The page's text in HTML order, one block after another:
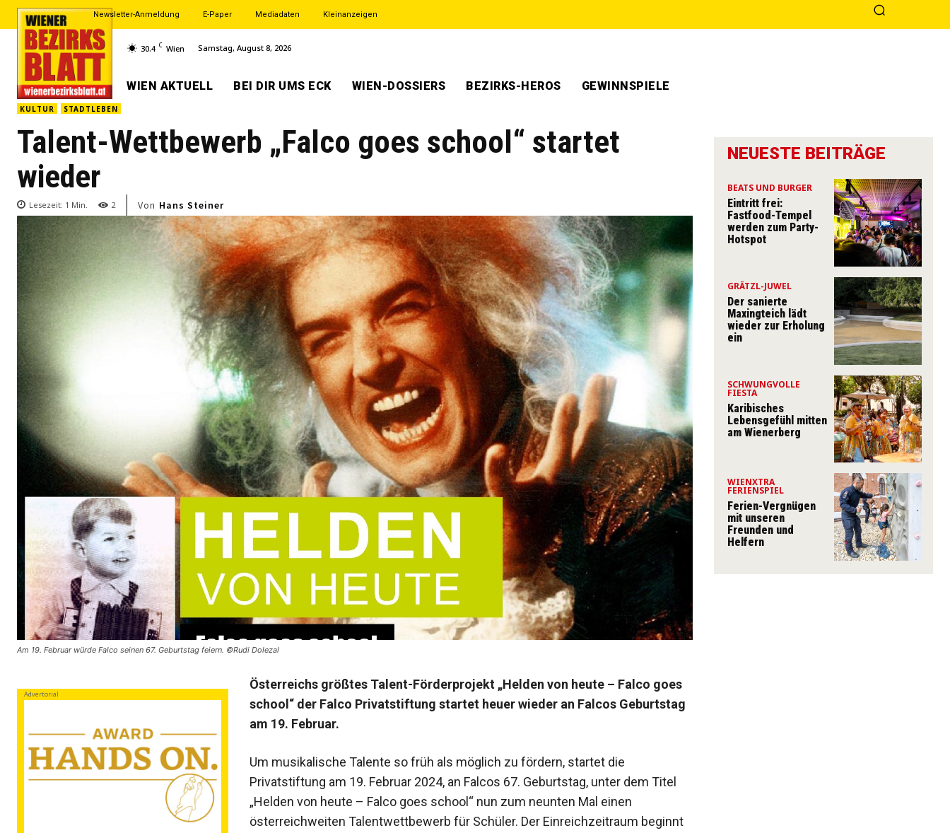
Newsletter-Anmeldung E-Paper Mediadaten Kleinanzeigen
30.4 C Wien Samstag, August 8, 2026
WIEN AKTUELL BEI DIR UMS ECK WIEN-DOSSIERS BEZIRKS-HEROS GEWINNSPIELE
KULTUR STADTLEBEN
Talent-Wettbewerb „Falco goes school“ startet
wieder
Lesezeit: 1 Min. 2 Von Hans Steiner
Am 19. Februar würde Falco seinen 67. Geburtstag feiern. ©Rudi Dolezal
Advertorial
Österreichs größtes Talent-Förderprojekt „Helden von heute – Falco goes
school“ der Falco Privatstiftung startet heuer wieder an Falcos Geburtstag
am 19. Februar.
Um musikalische Talente so früh als möglich zu fördern, startet die
Privatstiftung am 19. Februar 2024, an Falcos 67. Geburtstag, unter dem Titel
„Helden von heute – Falco goes school“ nun zum neunten Mal einen
österreichweiten Talentwettbewerb für Schüler. Der Einreichzeitraum beginnt
NEUESTE BEITRÄGE
BEATS UND BURGER
Eintritt frei:
Fastfood-Tempel
werden zum Party-
Hotspot
GRÄTZL-JUWEL
Der sanierte
Maxingteich lädt
wieder zur Erholung
ein
SCHWUNGVOLLE
FIESTA
Karibisches
Lebensgefühl mitten
am Wienerberg
WIENXTRA
FERIENSPIEL
Ferien-Vergnügen
mit unseren
Freunden und
Helfern